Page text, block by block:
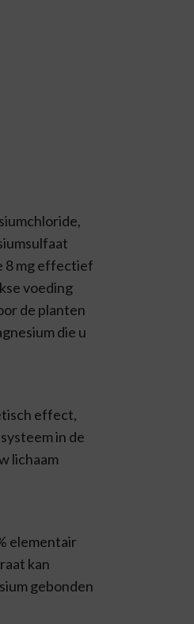
8 mg effectief
voeding
de planten
die u
effect,
in de
lichaam
elementair
kan
gebonden